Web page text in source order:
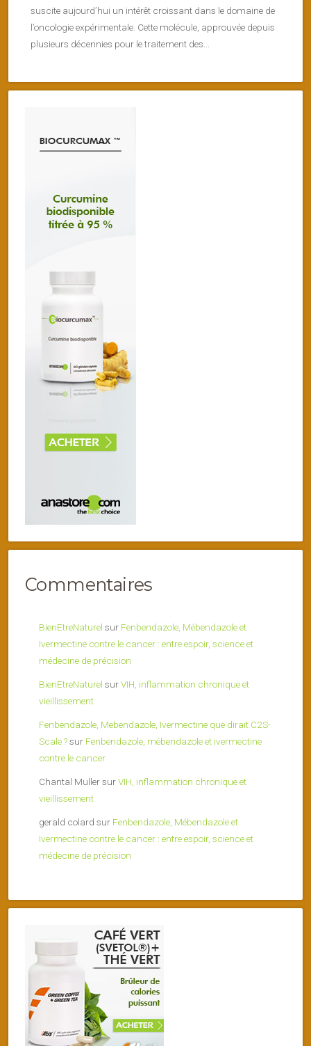
suscite aujourd’hui un intérêt croissant dans le domaine de
l’oncologie expérimentale. Cette molécule, approuvée depuis
plusieurs décennies pour le traitement des...
Commentaires
BienEtreNaturel sur Fenbendazole, Mébendazole et
Ivermectine contre le cancer : entre espoir, science et
médecine de précision
BienEtreNaturel surVIH, inflammation chronique et
vieillissement
Fenbendazole, Mebendazole, Ivermectine que dirait C2S-
Scale ?sur Fenbendazole, mébendazole et ivermectine
contre le cancer
Chantal MullersurVIH, inflammation chronique et
vieillissement
gerald colard sur Fenbendazole, Mébendazole et
Ivermectine contre le cancer : entre espoir, science et
médecine de précision